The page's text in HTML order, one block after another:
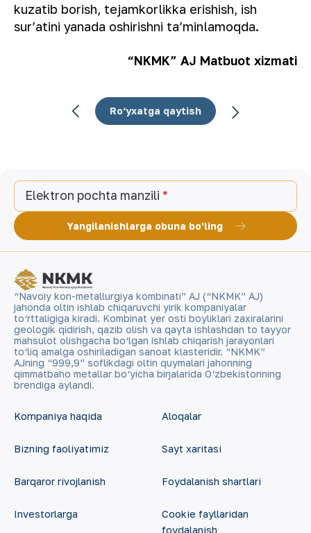
kuzatib borish, tejamkorlikka erishish, ish
surʼatini yanada oshirishni taʼminlamoqda.
“NKMK” AJ Matbuot xizmati
Ro‘yxatga qaytish
Elektron pochta manzili
Yangilanishlarga obuna bo'ling
“Navoiy kon-metallurgiya kombinati” AJ (“NKMK” AJ)
jahonda oltin ishlab chiqaruvchi yirik kompaniyalar
to‘rttaligiga kiradi. Kombinat yer osti boyliklari zaxiralarini
geologik qidirish, qazib olish va qayta ishlashdan to tayyor
mahsulot olishgacha bo‘lgan ishlab chiqarish jarayonlari
to‘liq amalga oshiriladigan sanoat klasteridir. “NKMK”
AJning “999,9” soflikdagi oltin quymalari jahonning
qimmatbaho metallar bo‘yicha birjalarida O‘zbekistonning
brendiga aylandi.
Kompaniya haqida
Bizning faoliyatimiz
Barqaror rivojlanish
Investorlarga
Aloqalar
Sayt xaritasi
Foydalanish shartlari
Cookie fayllaridan
foydalanish